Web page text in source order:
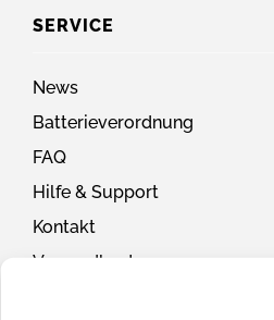
SERVICE
News
Batterieverordnung
FAQ
Hilfe & Support
Kontakt
Versandkosten